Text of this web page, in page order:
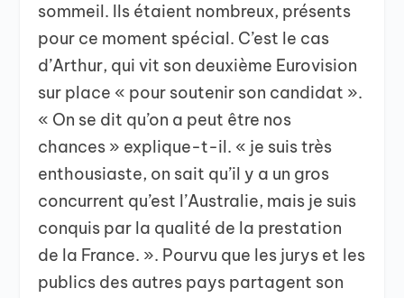
sommeil. Ils étaient nombreux, présents
pour ce moment spécial. C’est le cas
d’Arthur, qui vit son deuxième Eurovision
sur place « pour soutenir son candidat ».
« On se dit qu’on a peut être nos
chances » explique-t-il. « je suis très
enthousiaste, on sait qu’il y a un gros
concurrent qu’est l’Australie, mais je suis
conquis par la qualité de la prestation
de la France. ». Pourvu que les jurys et les
publics des autres pays partagent son